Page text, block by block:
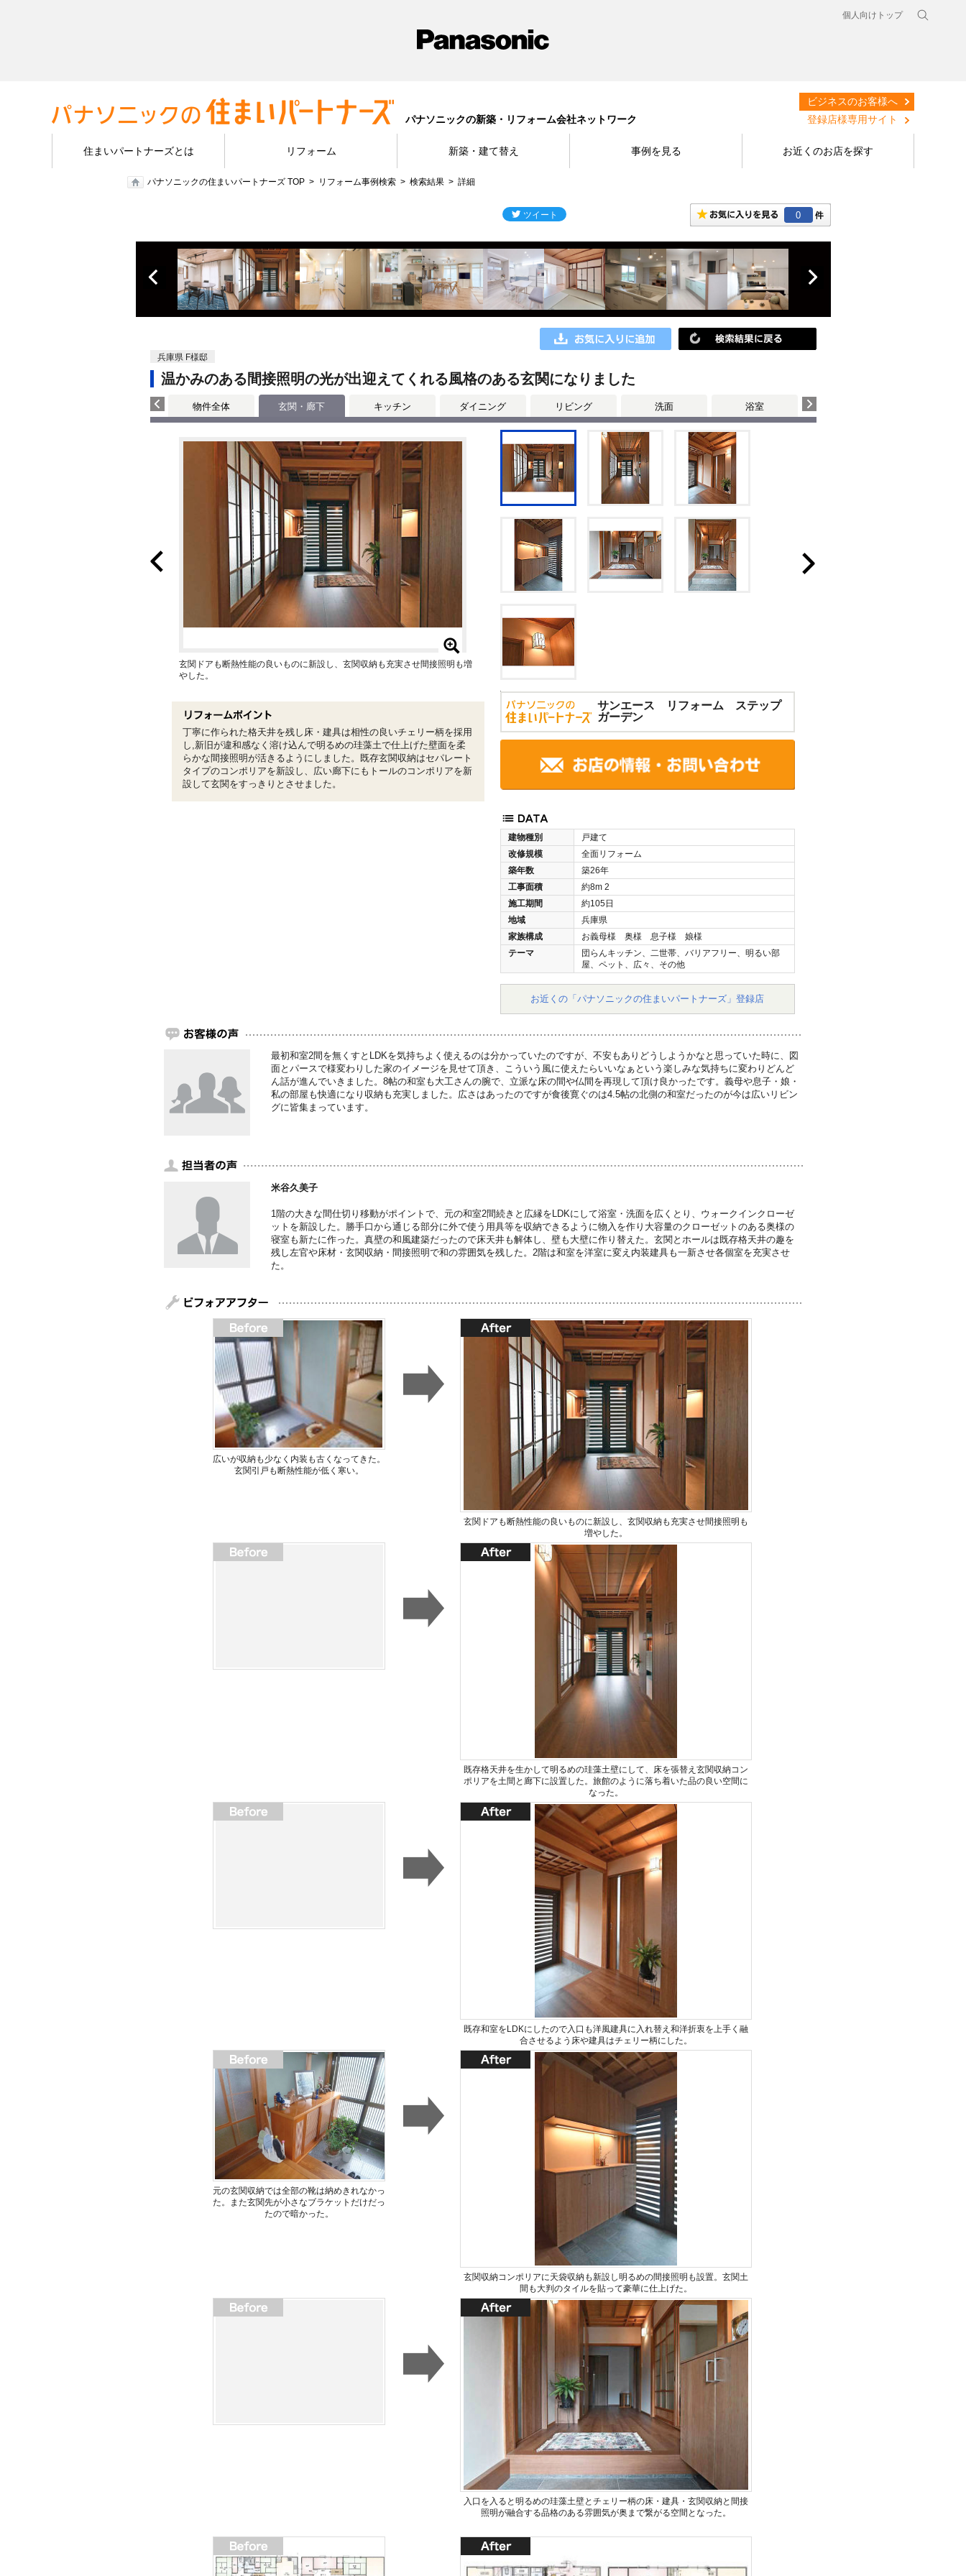
個人向けトップ
パナソニックの新築・リフォーム会社ネットワーク
ビジネスのお客様へ
登録店様専用サイト
住まいパートナーズとは リフォーム 新築・建て替え 事例を見る お近くのお店を探す
パナソニックの住まいパートナーズ TOP リフォーム事例検索 検索結果 詳細
0
兵庫県 F様邸
温かみのある間接照明の光が出迎えてくれる風格のある玄関になりました
物件全体 玄関・廊下 キッチン ダイニング リビング 洗面 浴室 子供部屋・玄関・廊下
サンエース リフォーム ステップ
ガーデン
建物種別
戸建て
改修規模
全面リフォーム
築年数
築26年
工事面積
約8m 2
施工期間
約105日
地域
兵庫県
家族構成
お義母様 奥様 息子様 娘様
テーマ
団らんキッチン、二世帯、バリアフリー、明るい部
屋、ペット、広々、その他
お近くの「パナソニックの住まいパートナーズ」登録店
玄関ドアも断熱性能の良いものに新設し、玄関収納も充実させ間接照明も増
やした。
丁寧に作られた格天井を残し床・建具は相性の良いチェリー柄を採用
し,新旧が違和感なく溶け込んで明るめの珪藻土で仕上げた壁面を柔
らかな間接照明が活きるようにしました。既存玄関収納はセパレート
タイプのコンポリアを新設し、広い廊下にもトールのコンポリアを新
設して玄関をすっきりとさせました。
最初和室2間を無くすとLDKを気持ちよく使えるのは分かっていたのですが、不安もありどうしようかなと思っていた時に、図
面とパースで様変わりした家のイメージを見せて頂き、こういう風に使えたらいいなぁという楽しみな気持ちに変わりどんど
ん話が進んでいきました。8帖の和室も大工さんの腕で、立派な床の間や仏間を再現して頂け良かったです。義母や息子・娘・
私の部屋も快適になり収納も充実しました。広さはあったのですが食後寛ぐのは4.5帖の北側の和室だったのが今は広いリビン
グに皆集まっています。
米谷久美子
1階の大きな間仕切り移動がポイントで、元の和室2間続きと広縁をLDKにして浴室・洗面を広くとり、ウォークインクローゼ
ットを新設した。勝手口から通じる部分に外で使う用具等を収納できるように物入を作り大容量のクローゼットのある奥様の
寝室も新たに作った。真壁の和風建築だったので床天井も解体し、壁も大壁に作り替えた。玄関とホールは既存格天井の趣を
残し左官や床材・玄関収納・間接照明で和の雰囲気を残した。2階は和室を洋室に変え内装建具も一新させ各個室を充実させ
た。
広いが収納も少なく内装も古くなってきた。
玄関引戸も断熱性能が低く寒い。
玄関ドアも断熱性能の良いものに新設し、玄関収納も充実させ間接照明も
増やした。
既存格天井を生かして明るめの珪藻土壁にして、床を張替え玄関収納コン
ポリアを土間と廊下に設置した。旅館のように落ち着いた品の良い空間に
なった。
既存和室をLDKにしたので入口も洋風建具に入れ替え和洋折衷を上手く融
合させるよう床や建具はチェリー柄にした。
元の玄関収納では全部の靴は納めきれなかっ
た。また玄関先が小さなブラケットだけだっ
たので暗かった。
玄関収納コンポリアに天袋収納も新設し明るめの間接照明も設置。玄関土
間も大判のタイルを貼って豪華に仕上げた。
入口を入ると明るめの珪藻土壁とチェリー柄の床・建具・玄関収納と間接
照明が融合する品格のある雰囲気が奥まで繋がる空間となった。